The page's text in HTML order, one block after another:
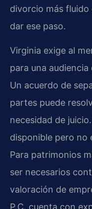
divorcio más fluido
dar ese paso.
Virginia exige al
para una
Un acuerdo de
partes puede
necesidad de
disponible pero no
Para patrimonios
ser necesarios
valoración de
P.C. cuenta con